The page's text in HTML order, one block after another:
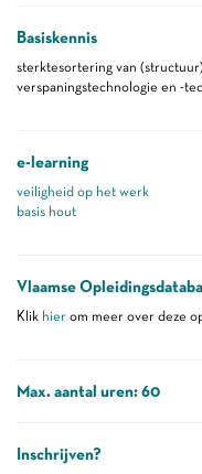
Basiskennis
sterktesortering van
verspaningstechnologie en -
e-learning
veiligheid op het werk
basis hout
Vlaamse
Klik hier om meer over deze
Max. aantal uren: 60
Inschrijven?